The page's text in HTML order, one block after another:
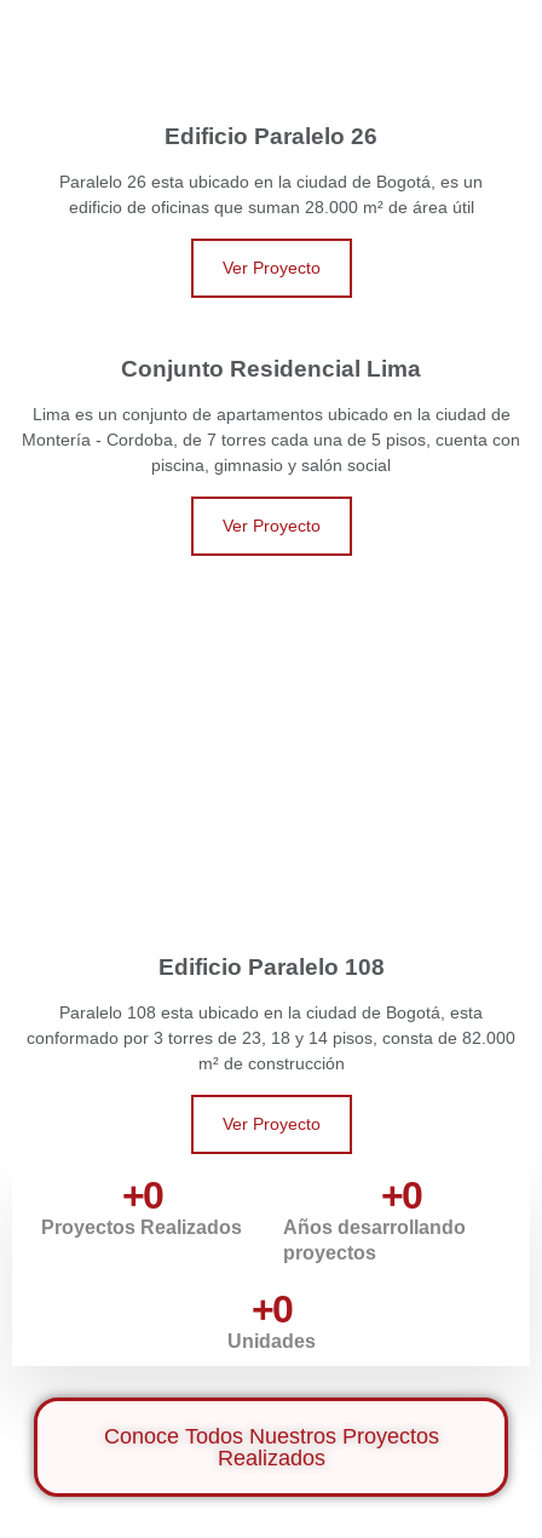
Edificio Paralelo 26
Paralelo 26 esta ubicado en la ciudad de Bogotá, es un
edificio de oficinas que suman 28.000 m² de área útil
Ver Proyecto
Conjunto Residencial Lima
Lima es un conjunto de apartamentos ubicado en la ciudad de
Montería - Cordoba, de 7 torres cada una de 5 pisos, cuenta con
piscina, gimnasio y salón social
Ver Proyecto
Edificio Paralelo 108
Paralelo 108 esta ubicado en la ciudad de Bogotá, esta
conformado por 3 torres de 23, 18 y 14 pisos, consta de 82.000
m² de construcción
Ver Proyecto
Proyectos Realizados
+0
Años desarrollando
proyectos
+0
Unidades
+0
Conoce Todos Nuestros Proyectos
Realizados